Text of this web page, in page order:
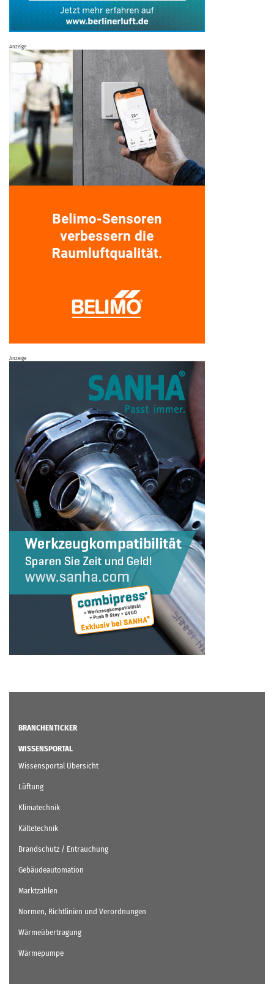
Anzeige
Anzeige
BRANCHENTICKER
WISSENSPORTAL
Wissensportal Übersicht
Lüftung
Klimatechnik
Kältetechnik
Brandschutz / Entrauchung
Gebäudeautomation
Marktzahlen
Normen, Richtlinien und Verordnungen
Wärmeübertragung
Wärmepumpe